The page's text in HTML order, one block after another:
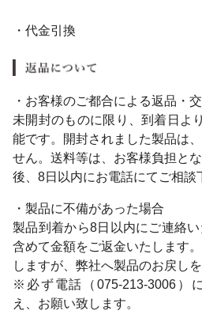
・代金引換
・お客様のご都合による返品・
未開封のものに限り、到着日よ
能です。開封されました製品は
せん。送料等は、お客様負担と
後、8日以内にお電話にてご相談
・製品に不備があった場合
製品到着から8日以内にご連絡
含めて金額をご返金いたします
しますが、弊社へ製品のお戻し
※必ず電話（075-213-3006）
え、お願い致します。